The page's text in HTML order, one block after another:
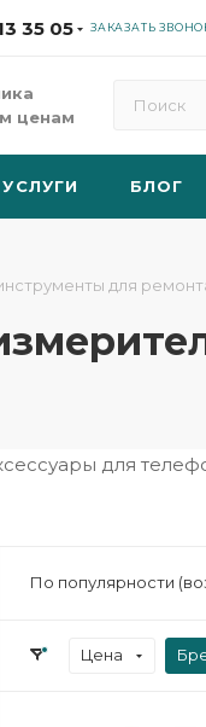
35 05 ЗАКАЗАТЬ
ценам
УСЛУГИ БЛОГ
для
для
По популярности
Цена